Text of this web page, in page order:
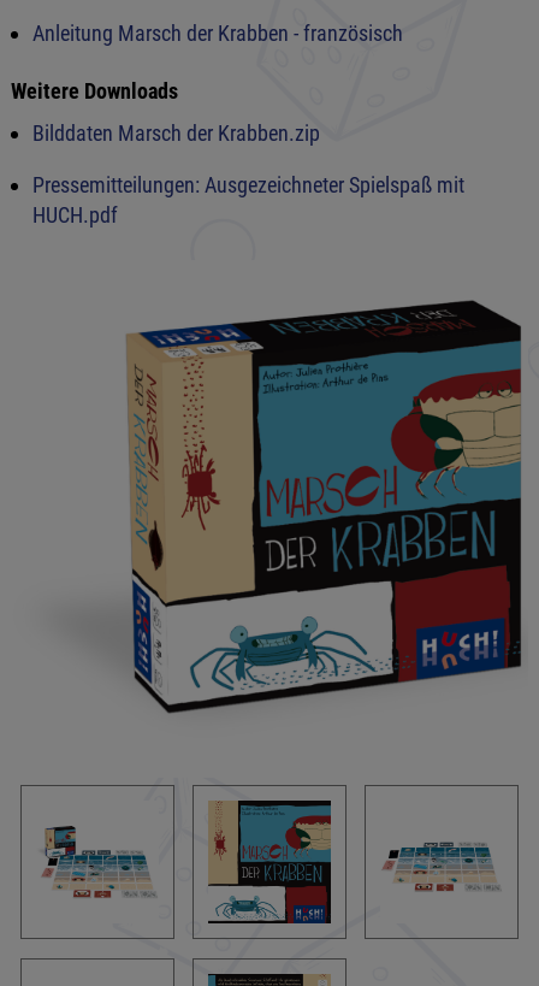
Anleitung Marsch der Krabben - französisch
Weitere Downloads
Bilddaten Marsch der Krabben.zip
Pressemitteilungen: Ausgezeichneter Spielspaß mit
HUCH.pdf